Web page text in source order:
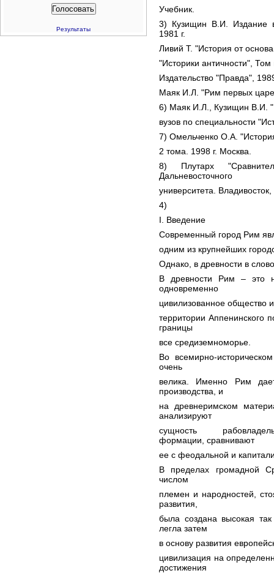
Учебник.
3) Кузищин В.И. Издание
1981 г.
Ливий Т. "История от
"Историки античности",
Издательство "Правда",
Маяк И.Л. "Рим первых
6) Маяк И.Л., Кузищин В.И.
вузов по специальности
7) Омельченко О.А.
2 тома. 1998 г. Москва.
8) Плутарх
Дальневосточного
университета. Владивосток,
4)
I. Введение
Современный город Рим
одним из крупнейших
Однако, в древности в
В древности Рим – это
одновременно
цивилизованное общество
территории Аппенинского
границы
все средиземноморье.
Во всемирно-
очень
велика. Именно Рим дает
производства, и
на древнеримском
анализируют
сущность
формации, сравнивают
ее с феодальной и
В пределах громадной
числом
племен и народностей,
развития,
была создана высокая
легла затем
в основу развития
цивилизация на
достижения
Результаты